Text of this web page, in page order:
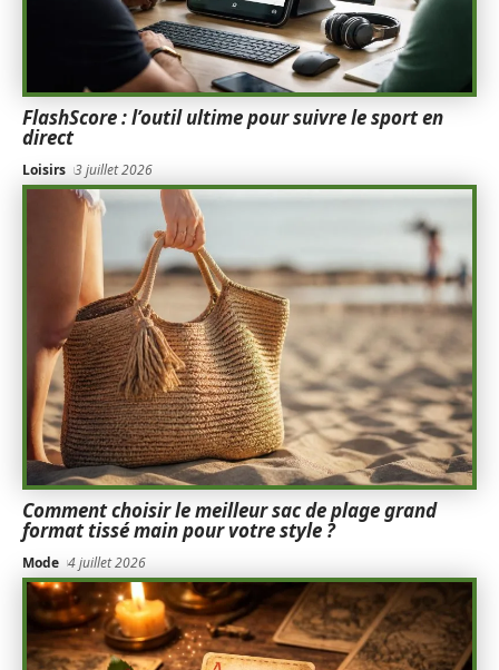
FlashScore : l’outil ultime pour suivre le sport en
direct
Loisirs 3 juillet 2026
Comment choisir le meilleur sac de plage grand
format tissé main pour votre style ?
Mode 4 juillet 2026